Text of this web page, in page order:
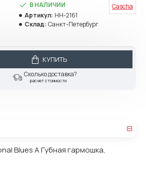
В НАЛИЧИИ
Артикул: HH-2161
Склад: Санкт-Петербург
Cascha
КУПИТЬ
Сколько доставка?
расчет стоимости
Blues A Губная гармошка,